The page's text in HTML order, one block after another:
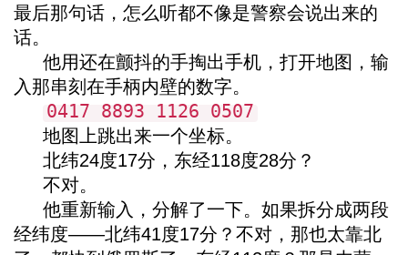
最后那句话，怎么听都不像是警察会说出来的
话。
他用还在颤抖的手掏出手机，打开地图，输
入那串刻在手柄内壁的数字。
0417 8893 1126 0507
地图上跳出来一个坐标。
北纬24度17分，东经118度28分？
不对。
他重新输入，分解了一下。如果拆分成两段
经纬度——北纬41度17分？不对，那也太靠北